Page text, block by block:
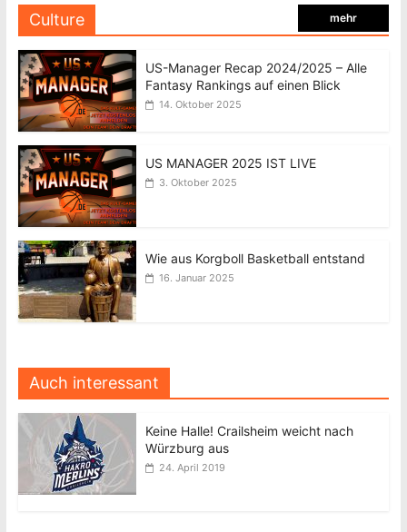
Culture mehr
US-Manager Recap 2024/2025 – Alle
Fantasy Rankings auf einen Blick
14. Oktober 2025
US MANAGER 2025 IST LIVE
3. Oktober 2025
Wie aus Korgboll Basketball entstand
16. Januar 2025
Auch interessant
Keine Halle! Crailsheim weicht nach
Würzburg aus
24. April 2019